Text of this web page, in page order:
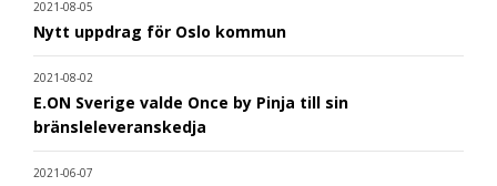
2021-08-05
Nytt uppdrag för Oslo kommun
2021-08-02
E.ON Sverige valde Once by Pinja till sin
bränsleleveranskedja
2021-06-07